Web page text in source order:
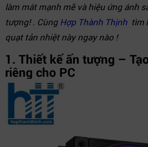
làm mát mạnh mẽ và hiệu ứng ánh
tượng! . CùngHợp Thành Thịnh tìm
quạt tản nhiệt này ngay nào !
1. Thiết kế ấn tượng –
riêng cho PC